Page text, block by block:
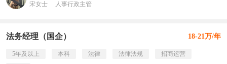
宋女士 人事行政主管
法务经理（国企） 18-21万/年
5年及以上 本科 法律 法律法规
招商运营